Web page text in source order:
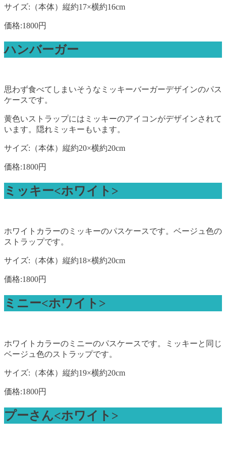
サイズ:（本体）縦約17×横約16cm
価格:1800円
ハンバーガー
思わず食べてしまいそうなミッキーバーガーデザインのパス
ケースです。
黄色いストラップにはミッキーのアイコンがデザインされて
います。隠れミッキーもいます。
サイズ:（本体）縦約20×横約20cm
価格:1800円
ミッキー<ホワイト>
ホワイトカラーのミッキーのパスケースです。ベージュ色の
ストラップです。
サイズ:（本体）縦約18×横約20cm
価格:1800円
ミニー<ホワイト>
ホワイトカラーのミニーのパスケースです。ミッキーと同じ
ベージュ色のストラップです。
サイズ:（本体）縦約19×横約20cm
価格:1800円
プーさん<ホワイト>